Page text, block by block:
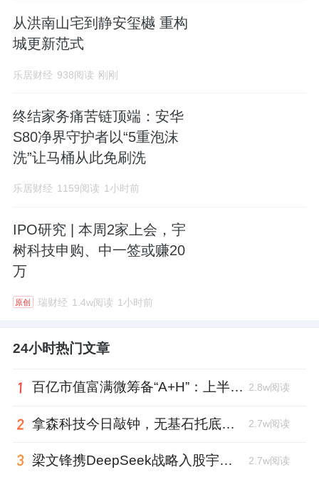
从洪南山宅到静安玺樾 重构
城更新范式
乐居财经 938阅读 刚刚
终结家务痛苦链顶端：安华
S80净界守护者以“5重泡沫
洗”让马桶从此免刷洗
乐居财经 1159阅读 1小时前
IPO研究 | 本周2家上会，宇
树科技申购、中一签或赚20
万
原创 瑞财经 1.4w阅读 1小时前
24小时热门文章
百亿市值富满微筹备“A+H”：上半年净利大增353%，99年董秘、01年证代上位 2.8w阅读
拿森科技今日敲钟，无基石托底，上市市值超百亿 2.7w阅读
梁文锋携DeepSeek战略入股宇树科技，斥资1.4亿锁定3年 2.7w阅读